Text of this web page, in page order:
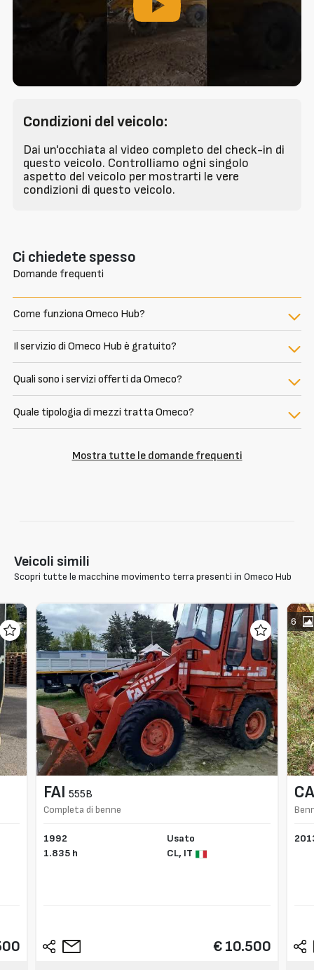
Condizioni del veicolo:
Dai un'occhiata al video completo del check-in di
questo veicolo. Controlliamo ogni singolo
aspetto del veicolo per mostrarti le vere
condizioni di questo veicolo.
Ci chiedete spesso
Domande frequenti
Come funziona Omeco Hub?
Il servizio di Omeco Hub è gratuito?
Quali sono i servizi offerti da Omeco?
Quale tipologia di mezzi tratta Omeco?
Mostra tutte le domande frequenti
Veicoli simili
Scopri tutte le macchine movimento terra presenti in Omeco Hub
FAI 555B
Completa di benne
1992
1.835 h
Usato
CL, IT
€ 10.500
6